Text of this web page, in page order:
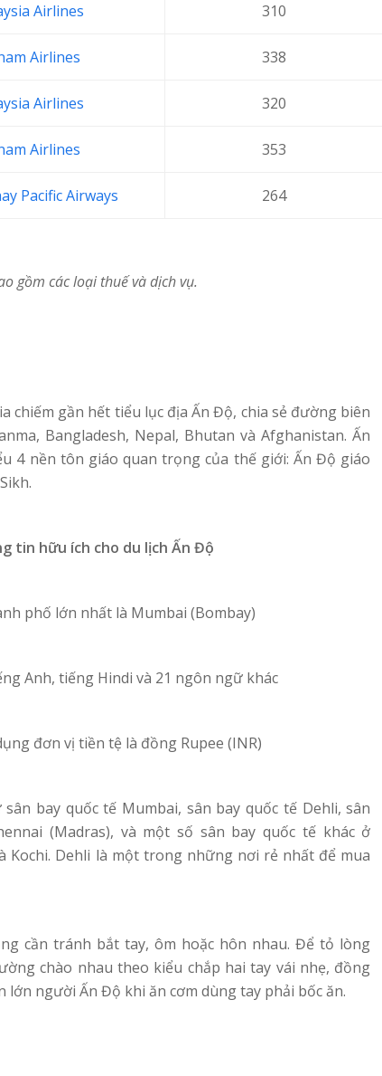
Airlines 310
Airlines 338
Airlines 320
Airlines 353
Pacific Airways 264
gồm các loại thuế và dịch vụ.
chiếm gần hết tiểu lục địa Ấn Độ, chia sẻ đường biên
Bangladesh, Nepal, Bhutan và Afghanistan. Ấn
4 nền tôn giáo quan trọng của thế giới: Ấn Độ giáo
tin hữu ích cho du lịch Ấn Độ
phố lớn nhất là Mumbai (Bombay)
Anh, tiếng Hindi và 21 ngôn ngữ khác
đơn vị tiền tệ là đồng Rupee (INR)
bay quốc tế Mumbai, sân bay quốc tế Dehli, sân
(Madras), và một số sân bay quốc tế khác ở
Kochi. Dehli là một trong những nơi rẻ nhất để mua
cần tránh bắt tay, ôm hoặc hôn nhau. Để tỏ lòng
chào nhau theo kiểu chắp hai tay vái nhẹ, đồng
người Ấn Độ khi ăn cơm dùng tay phải bốc ăn.